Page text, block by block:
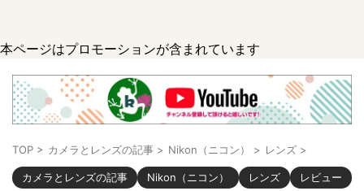
本ページはプロモーションが含まれています
TOP > カメラとレンズの記事 > Nikon（ニコン） > レンズ >
カメラとレンズの記事 Nikon（ニコン） レンズ レビュー